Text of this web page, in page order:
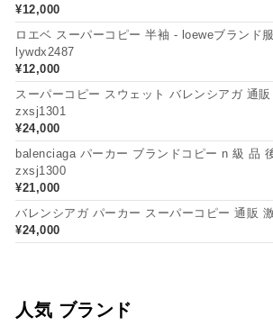
¥12,000
ロエベ スーパーコピー 半袖 - loeweブランド
lywdx2487
¥12,000
スーパーコピー スウェット バレンシアガ 通
zxsj1301
¥24,000
balenciaga パーカー ブランドコピー n 級 品
zxsj1300
¥21,000
バレンシアガ パーカー スーパーコピー 通販
¥24,000
人気 ブランド